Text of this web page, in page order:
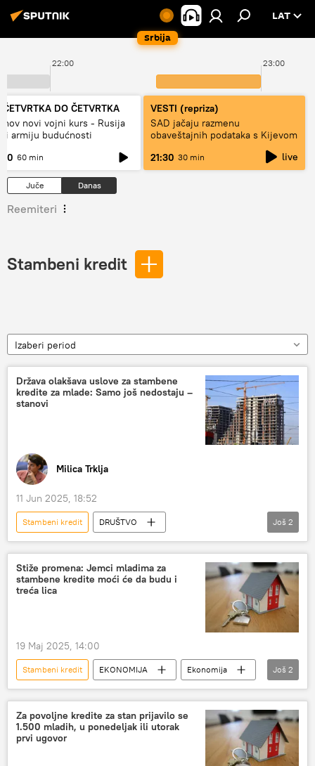
Srbija
LAT
22:00 23:00
ČETVRTKA DO ČETVRTKA
novi vojni kurs - Rusija
armiju budućnosti
60 min
VESTI (repriza)
SAD jačaju razmenu
obaveštajnih podataka s Kijevom
21:30 30 min live
Juče Danas
Reemiteri
Stambeni kredit
Izaberi period
Država olakšava uslove za stambene
kredite za mlade: Samo još nedostaju –
stanovi
Milica Trklja
11 Jun 2025, 18:52
Stambeni kredit
DRUŠTVO
Srbija – društvo
Srbija – ekonomija
mladi
Još 2
Stiže promena: Jemci mladima za
stambene kredite moći će da budu i
treća lica
19 Maj 2025, 14:00
Stambeni kredit EKONOMIJA
Ekonomija
Srbija – ekonomija
mladi
Još 2
Za povoljne kredite za stan prijavilo se
1.500 mladih, u ponedeljak ili utorak
prvi ugovor